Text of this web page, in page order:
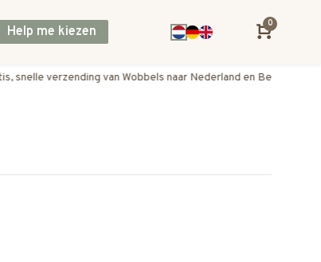
Help me kiezen
0
snelle verzending van Wobbels naar Nederland en België